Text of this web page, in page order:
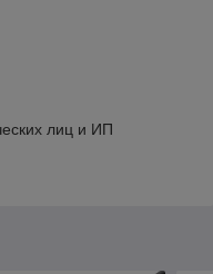
лиц и ИП